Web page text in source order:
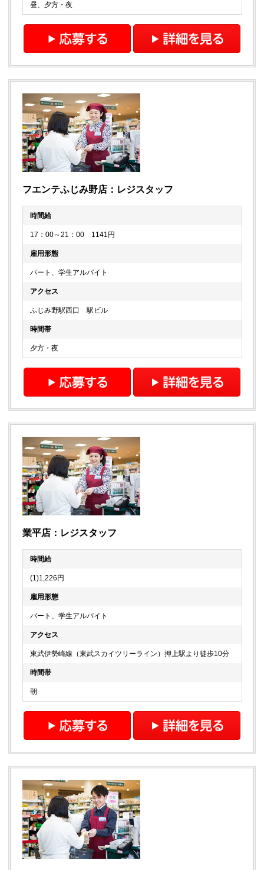
昼、夕方・夜
フエンテふじみ野店：レジスタッフ
時間給
17：00～21：00 1141円
雇用形態
パート、学生アルバイト
アクセス
ふじみ野駅西口 駅ビル
時間帯
夕方・夜
業平店：レジスタッフ
時間給
(1)1,226円
雇用形態
パート、学生アルバイト
アクセス
東武伊勢崎線（東武スカイツリーライン）押上駅より徒歩10分
時間帯
朝